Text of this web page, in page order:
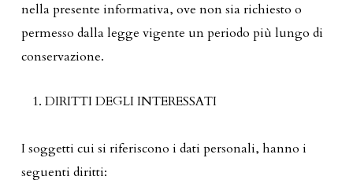
nella presente informativa, ove non sia richiesto o
permesso dalla legge vigente un periodo più lungo di
conservazione.
DIRITTI DEGLI INTERESSATI
I soggetti cui si riferiscono i dati personali, hanno i
seguenti diritti: